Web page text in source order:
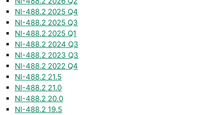
NI-488.2 2025 Q4
NI-488.2 2025 Q3
NI-488.2 2025 Q1
NI-488.2 2024 Q3
NI-488.2 2023 Q3
NI-488.2 2022 Q4
NI-488.2 21.5
NI-488.2 21.0
NI-488.2 20.0
NI-488.2 19.5